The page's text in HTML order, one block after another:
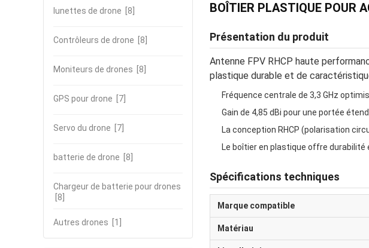
lunettes de drone [8]
Contrôleurs de drone [8]
Moniteurs de drones [8]
GPS pour drone [7]
Servo du drone [7]
batterie de drone [8]
Chargeur de batterie pour drones
[8]
Autres drones [1]
BOÎTIER PLASTIQUE POUR
Présentation du produit
Antenne FPV RHCP haute
plastique durable et de
Fréquence centrale de 3,3 GHz
Gain de 4,85 dBi pour une portée
La conception RHCP (polarisation
Le boîtier en plastique offre
Spécifications techniques
Marque compatible
Matériau